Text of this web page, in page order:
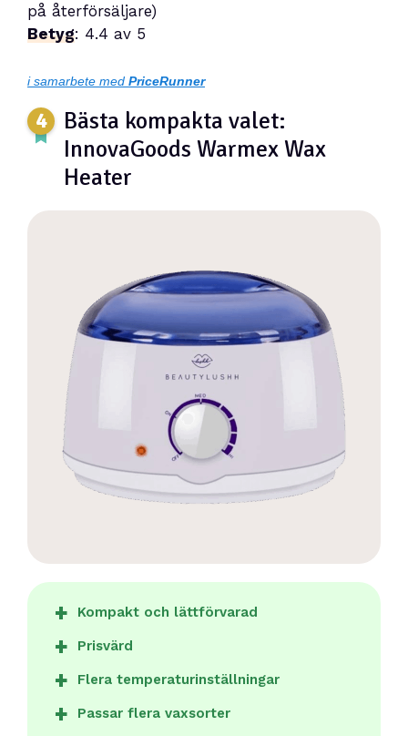
på återförsäljare)
Betyg: 4.4 av 5
i samarbete med PriceRunner
Bästa kompakta valet:
InnovaGoods Warmex Wax
Heater
Kompakt och lättförvarad
Prisvärd
Flera temperaturinställningar
Passar flera vaxsorter